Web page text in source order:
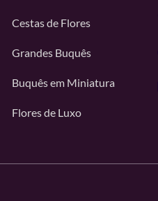
Cestas de Flores
Grandes Buquês
Buquês em Miniatura
Flores de Luxo